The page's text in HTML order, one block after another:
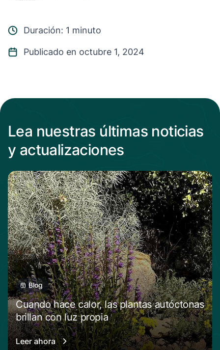
Duración: 1 minuto
Publicado en octubre 1, 2024
Lea nuestras últimas noticias
y actualizaciones
Blog
Cuando hace calor, las plantas autóctonas
brillan con luz propia
Leer ahora